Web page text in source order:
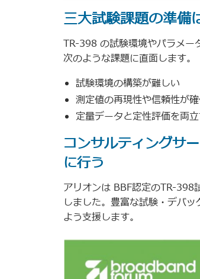
三大試験課題の準備
TR-398 の試験環境やパラメー
次のような課題に直面します。
試験環境の構築が難しい
測定値の再現性や信頼性が
定量データと定性評価を両
コンサルティングサ
に行う
アリオンは BBF認定のTR-398
しました。豊富な試験・デバ
よう支援します。